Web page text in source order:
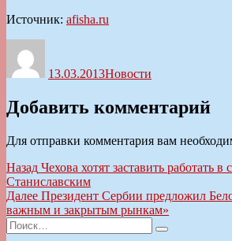
Источник: afisha.ru
13.03.2013Новости
Добавить комментарий
Для отправки комментария вам
Навигация
по
записям
Назад Предыдущая
запись:
Чехова хотят заставить работать в
Станиславским
Далее Следующая
запись:
Президент Сербии предложил
важным и закрытым рынкам»
Искать:
Поиск